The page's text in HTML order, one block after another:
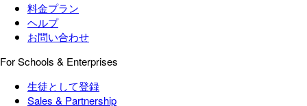
料金プラン
ヘルプ
お問い合わせ
For Schools & Enterprises
生徒として登録
Sales & Partnership